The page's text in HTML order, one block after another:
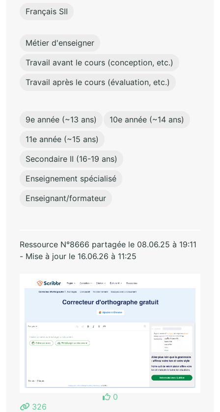
Français SII
Métier d'enseigner
Travail avant le cours (conception, etc.)
Travail après le cours (évaluation, etc.)
9e année (~13 ans)
10e année (~14 ans)
11e année (~15 ans)
Secondaire II (16-19 ans)
Enseignement spécialisé
Enseignant/formateur
Ressource N°8666 partagée le 08.06.25 à 19:11
- Mise à jour le 16.06.26 à 11:25
0
326